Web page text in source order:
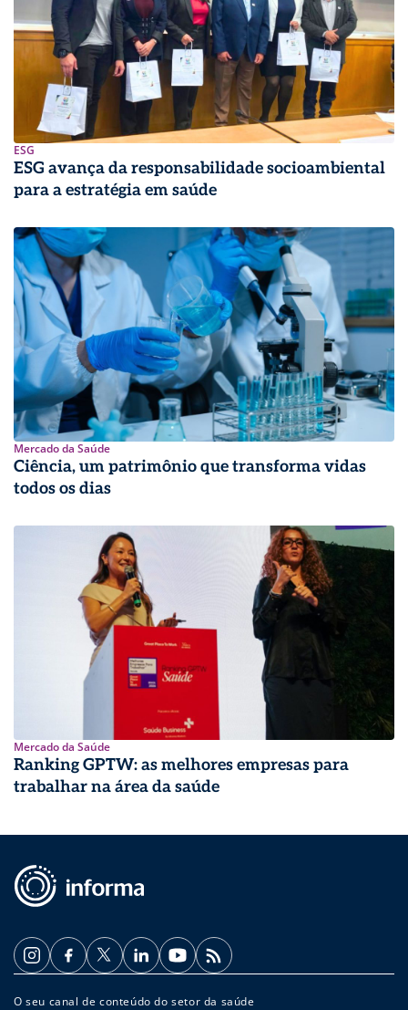
ESG
ESG avança da responsabilidade socioambiental
para a estratégia em saúde
Mercado da Saúde
Ciência, um patrimônio que transforma vidas
todos os dias
Mercado da Saúde
Ranking GPTW: as melhores empresas para
trabalhar na área da saúde
O seu canal de conteúdo do setor da saúde